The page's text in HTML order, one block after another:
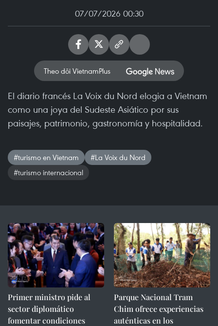
07/07/2026 00:30
Theo dõi VietnamPlus
El diario francés La Voix du Nord elogia a Vietnam
como una joya del Sudeste Asiático por sus
paisajes, patrimonio, gastronomía y hospitalidad.
#turismo en Vietnam
#La Voix du Nord
#turismo internacional
Primer ministro pide al
sector diplomático
fomentar condiciones
Parque Nacional Tram
Chim ofrece experiencias
auténticas en los